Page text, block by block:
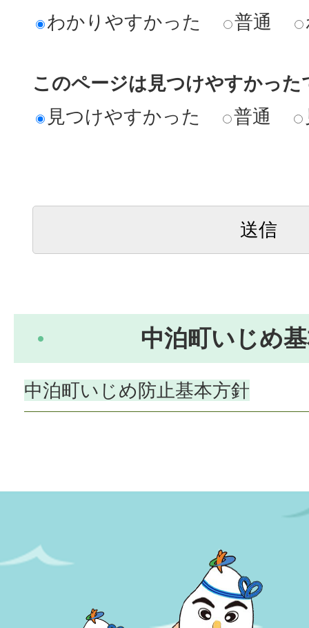
わかりやすかった
普通
このページは見つけやすかった
見つけやすかった
普通
中泊町いじめ
中泊町いじめ防止基本方針